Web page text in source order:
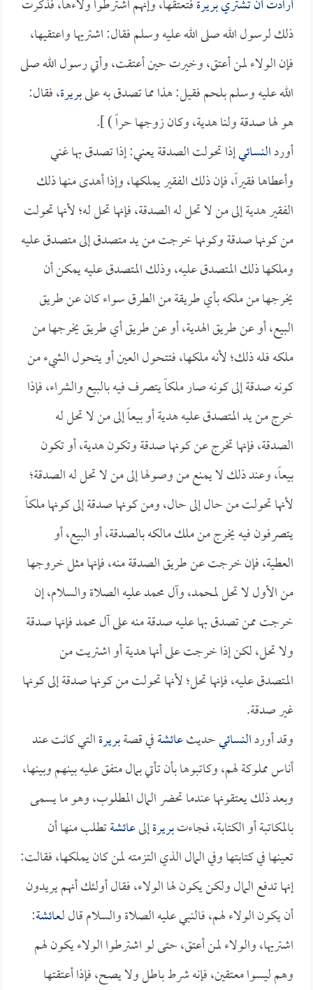
أرادت أن تشتريبريرةفتعتقها، وإنهم اشترطوا ولاءها، فذكرت
ذلك لرسول الله صلى الله عليه وسلم فقال: اشتريها واعتقيها،
فإن الولاء لمن أعتق، وخيرت حين أعتقت، وأتي رسول الله صلى
الله عليه وسلم بلحم فقيل: هذا مما تصدق به علىبريرة، فقال:
هو لها صدقة ولنا هدية، وكان زوجها حراً ) ].
أوردالنسائيإذا تحولت الصدقة يعني: إذا تصدق بها غني
وأعطاها فقيراً، فإن ذلك الفقير يملكها، وإذا أهدى منها ذلك
الفقير هدية إلى من لا تحل له الصدقة، فإنها تحل له؛ لأنها تحولت
من كونها صدقة وكونها خرجت من يد متصدق إلى متصدق عليه
وملكها ذلك المتصدق عليه، وذلك المتصدق عليه يمكن أن
يخرجها من ملكه بأي طريقة من الطرق سواء كان عن طريق
البيع، أو عن طريق الهدية، أو عن طريق أي طريق يخرجها من
ملكه فله ذلك؛ لأنه ملكها، فتتحول العين أو يتحول الشيء من
كونه صدقة إلى كونه صار ملكاً يتصرف فيه بالبيع والشراء، فإذا
خرج من يد المتصدق عليه هدية أو بيعاً إلى من لا تحل له
الصدقة، فإنها تخرج عن كونها صدقة وتكون هدية، أو تكون
بيعاً، وعند ذلك لا يمنع من وصولها إلى من لا تحل له الصدقة؛
لأنها تحولت من حال إلى حال، ومن كونها صدقة إلى كونها ملكاً
يتصرفون فيه يخرج من ملك مالكه بالصدقة، أو البيع، أو
العطية، فإن خرجت عن طريق الصدقة منه، فإنها مثل خروجها
من الأول لا تحل لمحمد، وآل محمد عليه الصلاة والسلام، إن
خرجت ممن تصدق بها عليه صدقة منه على آل محمد فإنها صدقة
ولا تحل، لكن إذا خرجت على أنها هدية أو اشتريت من
المتصدق عليه، فإنها تحل؛ لأنها تحولت من كونها صدقة إلى كونها
غير صدقة.
وقد أوردالنسائيحديثعائشةفي قصةبريرةالتي كانت عند
أناس مملوكة لهم، وكاتبوها بأن تأتي بمال متفق عليه بينهم وبينها،
وبعد ذلك يعتقونها عندما تحضر المال المطلوب، وهو ما يسمى
بالمكاتبة أو الكتابة، فجاءتبريرةإلىعائشةتطلب منها أن
تعينها في كتابتها وفي المال الذي التزمته لمن كان يملكها، فقالت:
إنها تدفع المال ولكن يكون لها الولاء، فقال أولئك أنهم يريدون
أن يكون الولاء لهم، فالنبي عليه الصلاة والسلام قال لـعائشة:
اشتريها، والولاء لمن أعتق، حتى لو اشترطوا الولاء يكون لهم
وهم ليسوا معتقين، فإنه شرط باطل ولا يصح، فإذا أعتقتها